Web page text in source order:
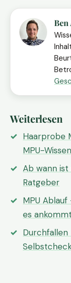
Ben
Weiterlesen
Haarprobe
MPU-
Ab wann
Ratgeber
MPU
es
Durchfallen